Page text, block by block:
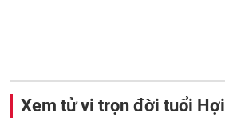
Xem tử vi trọn đời tuổi Hợi